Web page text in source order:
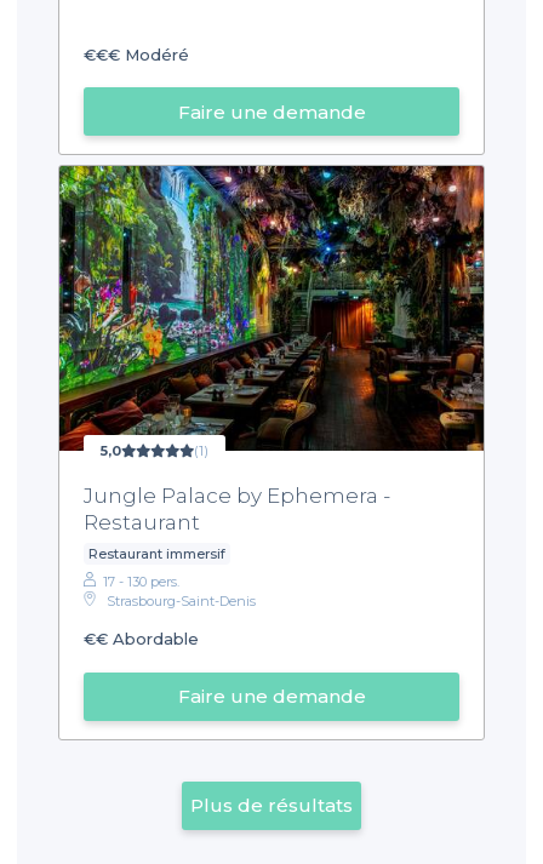
€€€ Modéré
Faire une demande
5,0 (1)
Jungle Palace by Ephemera -
Restaurant
Restaurant immersif
17 - 130 pers.
Strasbourg-Saint-Denis
€€ Abordable
Faire une demande
Plus de résultats